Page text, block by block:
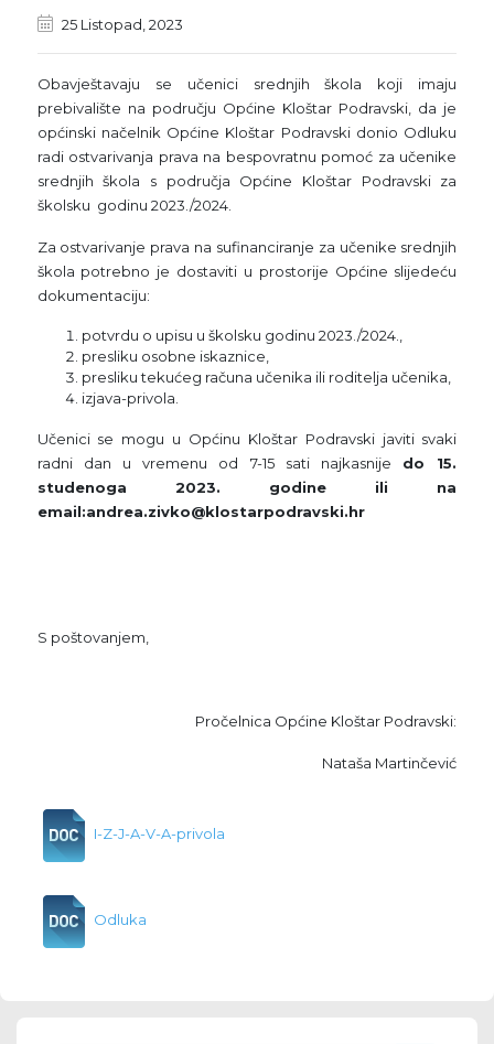
25 Listopad, 2023
Obavještavaju se učenici srednjih škola koji imaju
prebivalište na području Općine Kloštar Podravski, da je
općinski načelnik Općine Kloštar Podravski donio Odluku
radi ostvarivanja prava na bespovratnu pomoć za učenike
srednjih škola s područja Općine Kloštar Podravski za
školsku godinu 2023./2024.
Za ostvarivanje prava na sufinanciranje za učenike srednjih
škola potrebno je dostaviti u prostorije Općine slijedeću
dokumentaciju:
potvrdu o upisu u školsku godinu 2023./2024.,
presliku osobne iskaznice,
presliku tekućeg računa učenika ili roditelja učenika,
izjava-privola.
Učenici se mogu u Općinu Kloštar Podravski javiti svaki
radni dan u vremenu od 7-15 sati najkasnije do 15.
studenoga 2023. godine ili na
email:andrea.zivko@klostarpodravski.hr
S poštovanjem,
Pročelnica Općine Kloštar Podravski:
Nataša Martinčević
I-Z-J-A-V-A-privola
Odluka